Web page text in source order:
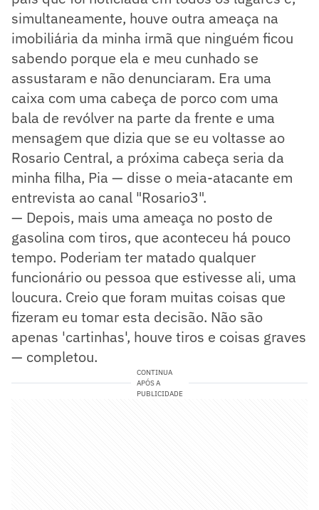
simultaneamente, houve outra ameaça na
imobiliária da minha irmã que ninguém ficou
sabendo porque ela e meu cunhado se
assustaram e não denunciaram. Era uma
caixa com uma cabeça de porco com uma
bala de revólver na parte da frente e uma
mensagem que dizia que se eu voltasse ao
Rosario Central, a próxima cabeça seria da
minha filha, Pia — disse o meia-atacante em
entrevista ao canal "Rosario3".
— Depois, mais uma ameaça no posto de
gasolina com tiros, que aconteceu há pouco
tempo. Poderiam ter matado qualquer
funcionário ou pessoa que estivesse ali, uma
loucura. Creio que foram muitas coisas que
fizeram eu tomar esta decisão. Não são
apenas 'cartinhas', houve tiros e coisas graves
— completou.
CONTINUA
APÓS A
PUBLICIDADE